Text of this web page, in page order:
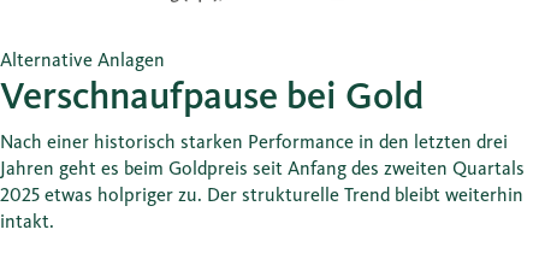
Alternative Anlagen
Verschnaufpause bei Gold
Nach einer historisch starken Performance in den letzten drei
Jahren geht es beim Goldpreis seit Anfang des zweiten Quartals
2025 etwas holpriger zu. Der strukturelle Trend bleibt weiterhin
intakt.